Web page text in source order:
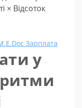
× Відсоток
Зарплата
у